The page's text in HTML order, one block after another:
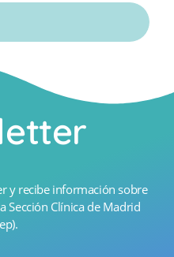
y recibe información sobre
Sección Clínica de Madrid